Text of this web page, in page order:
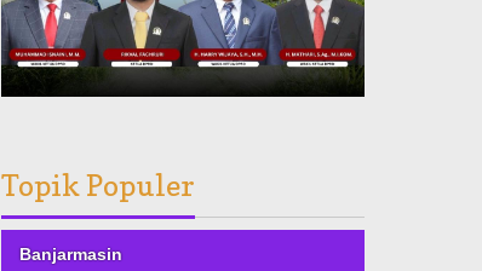
Topik Populer
Banjarmasin